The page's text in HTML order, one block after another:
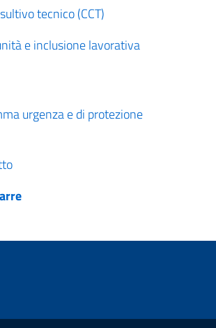
tecnico (CCT)
e inclusione lavorativa
urgenza e di protezione